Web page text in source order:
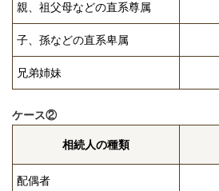
親、祖父母などの直系尊属
子、孫などの直系卑属
兄弟姉妹
ケース②
相続人の種類
配偶者